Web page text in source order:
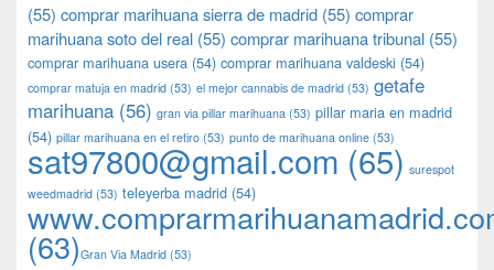
(55) comprar marihuana sierra de madrid (55) comprar
marihuana soto del real (55) comprar marihuana tribunal (55)
comprar marihuana usera (54) comprar marihuana valdeski (54)
comprar matuja en madrid (53) el mejor cannabis de madrid (53) getafe
marihuana (56) gran via pillar marihuana (53) pillar maria en madrid
(54) pillar marihuana en el retiro (53) punto de marihuana online (53)
sat97800@gmail.com (65) surespot
weedmadrid (53) teleyerba madrid (54)
(63)​​Gran Via Madrid (53)